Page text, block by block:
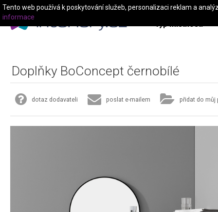
Typ místnosti
Doplňky BoConcept černobílé
dotaz dodavateli poslat e-mailem přidat do můj
Tento web používá k poskytování služeb, personalizaci reklam a
informace